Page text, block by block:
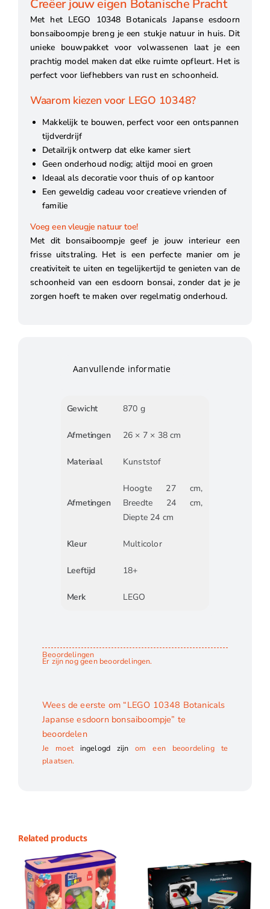
Creëer jouw eigen Botanische Pracht
Met het LEGO 10348 Botanicals Japanse esdoorn
bonsaiboompje breng je een stukje natuur in huis. Dit
unieke bouwpakket voor volwassenen laat je een
prachtig model maken dat elke ruimte opfleurt. Het is
perfect voor liefhebbers van rust en schoonheid.
Waarom kiezen voor LEGO 10348?
Makkelijk te bouwen, perfect voor een ontspannen
tijdverdrijf
Detailrijk ontwerp dat elke kamer siert
Geen onderhoud nodig; altijd mooi en groen
Ideaal als decoratie voor thuis of op kantoor
Een geweldig cadeau voor creatieve vrienden of
familie
Voeg een vleugje natuur toe!
Met dit bonsaiboompje geef je jouw interieur een
frisse uitstraling. Het is een perfecte manier om je
creativiteit te uiten en tegelijkertijd te genieten van de
schoonheid van een esdoorn bonsai, zonder dat je je
zorgen hoeft te maken over regelmatig onderhoud.
Aanvullende informatie
Gewicht 870 g
Afmetingen 26 × 7 × 38 cm
Materiaal Kunststof
Afmetingen
Hoogte 27 cm,
Breedte 24 cm,
Diepte 24 cm
Kleur Multicolor
Leeftijd 18+
Merk LEGO
Beoordelingen
Er zijn nog geen beoordelingen.
Wees de eerste om “LEGO 10348 Botanicals
Japanse esdoorn bonsaiboompje” te
beoordelen
Je moet ingelogd zijn om een beoordeling te
plaatsen.
Related products